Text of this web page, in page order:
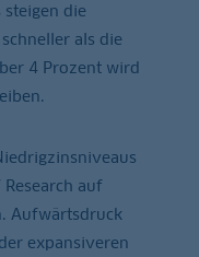
steigen die
als die
4 Prozent wird
auf
Aufwärtsdruck
expansiveren